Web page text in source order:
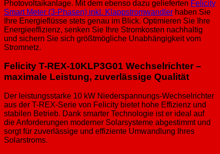
Photovoltaikanlage. Mit dem ebenso dazu gelieferten Felicity
Smart Meter (3-Phasen) inkl. Klappstromwandler haben Sie
Ihre Energieflüsse stets genau im Blick. Optimieren Sie Ihre
Energieeffizienz, senken Sie Ihre Stromkosten nachhaltig
und sichern Sie sich größtmögliche Unabhängigkeit vom
Stromnetz.
Felicity T-REX-10KLP3G01 Wechselrichter –
maximale Leistung, zuverlässige Qualität
Der leistungsstarke 10 kW Niederspannungs-Wechselrichter
aus der T-REX-Serie von Felicity bietet hohe Effizienz und
stabilen Betrieb. Dank smarter Technologie ist er ideal auf
die Anforderungen moderner Solarsysteme abgestimmt und
sorgt für zuverlässige und effiziente Umwandlung Ihres
Solarstroms.